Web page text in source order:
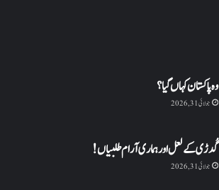
وہ پاکستان کہاں گیا؟
جولائی 31, 2026
گُدڑی کے لعل اور ہماری آرام طلبیاں!
جولائی 31, 2026